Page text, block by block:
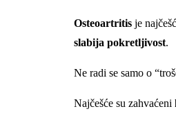
Osteoartritis je
slabija pokretljivost.
Ne radi se samo o
Najčešće su zahvaćeni